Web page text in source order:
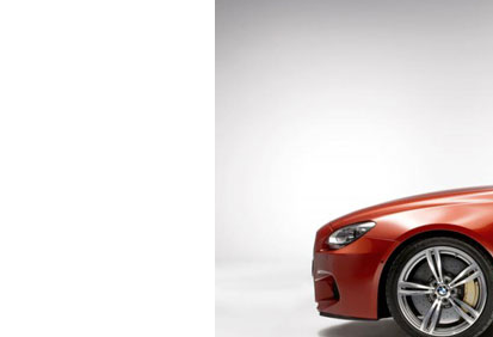
BMW X5 M 2015
1.070 lượt xem - 01/02/2015